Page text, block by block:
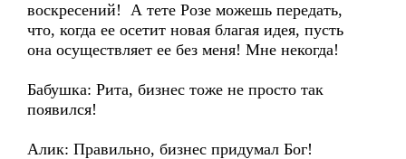
воскресений! А тете Розе можешь передать,
что, когда ее осетит новая благая идея, пусть
она осуществляет ее без меня! Мне некогда!
Бабушка: Рита, бизнес тоже не просто так
появился!
Алик: Правильно, бизнес придумал Бог!